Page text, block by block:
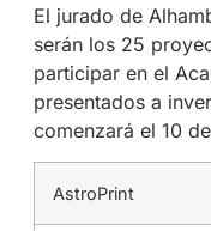
El jurado de
serán los 25
participar en el
presentados a
comenzará el 10
AstroPrint